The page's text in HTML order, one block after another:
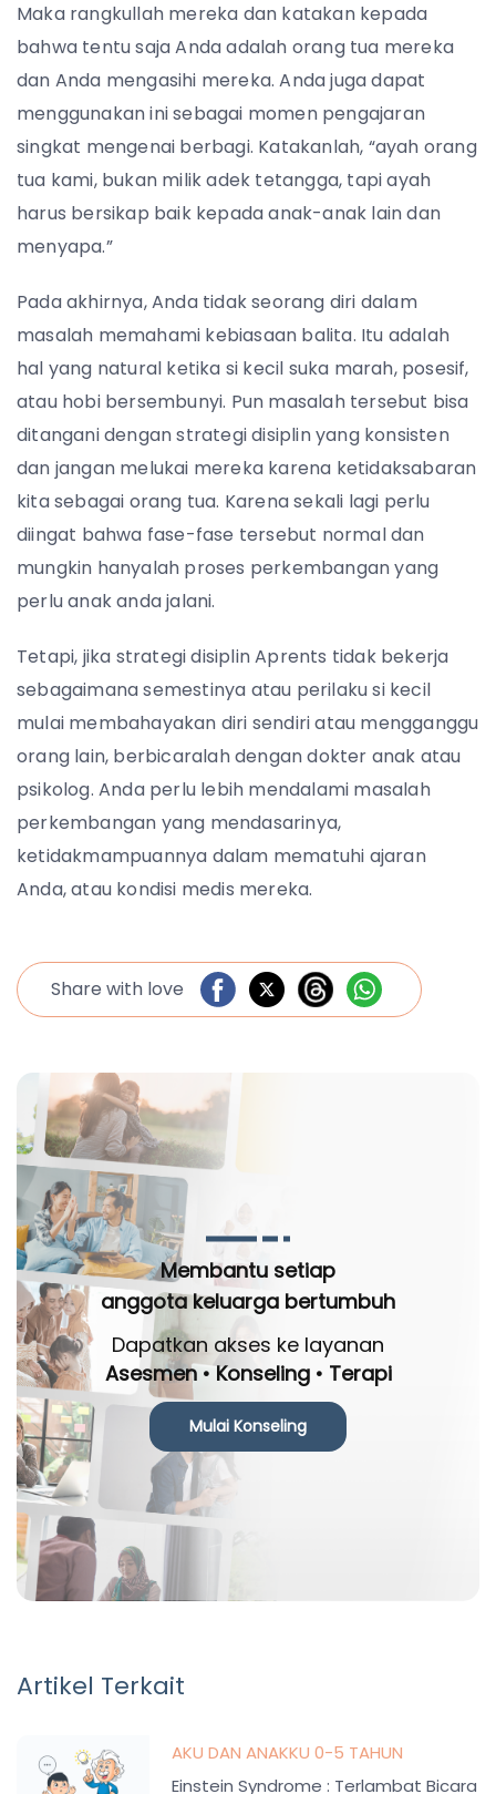
Maka rangkullah mereka dan katakan kepada
bahwa tentu saja Anda adalah orang tua mereka
dan Anda mengasihi mereka. Anda juga dapat
menggunakan ini sebagai momen pengajaran
singkat mengenai berbagi. Katakanlah, “ayah orang
tua kami, bukan milik adek tetangga, tapi ayah
harus bersikap baik kepada anak-anak lain dan
menyapa.”
Pada akhirnya, Anda tidak seorang diri dalam
masalah memahami kebiasaan balita. Itu adalah
hal yang natural ketika si kecil suka marah, posesif,
atau hobi bersembunyi. Pun masalah tersebut bisa
ditangani dengan strategi disiplin yang konsisten
dan jangan melukai mereka karena ketidaksabaran
kita sebagai orang tua. Karena sekali lagi perlu
diingat bahwa fase-fase tersebut normal dan
mungkin hanyalah proses perkembangan yang
perlu anak anda jalani.
Tetapi, jika strategi disiplin Aprents tidak bekerja
sebagaimana semestinya atau perilaku si kecil
mulai membahayakan diri sendiri atau mengganggu
orang lain, berbicaralah dengan dokter anak atau
psikolog. Anda perlu lebih mendalami masalah
perkembangan yang mendasarinya,
ketidakmampuannya dalam mematuhi ajaran
Anda, atau kondisi medis mereka.
Share with love
Membantu setiap
anggota keluarga bertumbuh
Dapatkan akses ke layanan
Asesmen • Konseling • Terapi
Mulai Konseling
Artikel Terkait
AKU DAN ANAKKU 0-5 TAHUN
Einstein Syndrome : Terlambat Bicara